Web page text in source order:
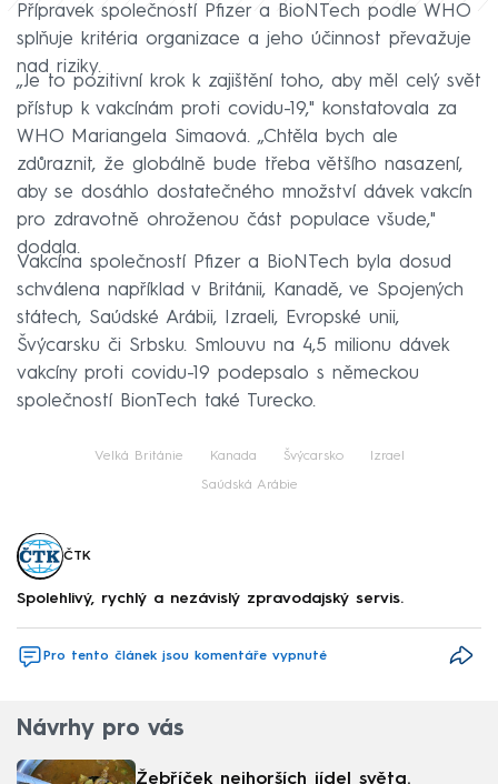
Přípravek společností Pfizer a BioNTech podle WHO
splňuje kritéria organizace a jeho účinnost převažuje
nad riziky.
„Je to pozitivní krok k zajištění toho, aby měl celý svět
přístup k vakcínám proti covidu-19," konstatovala za
WHO Mariangela Simaová. „Chtěla bych ale
zdůraznit, že globálně bude třeba většího nasazení,
aby se dosáhlo dostatečného množství dávek vakcín
pro zdravotně ohroženou část populace všude,"
dodala.
Vakcína společností Pfizer a BioNTech byla dosud
schválena například v Británii, Kanadě, ve Spojených
státech, Saúdské Arábii, Izraeli, Evropské unii,
Švýcarsku či Srbsku. Smlouvu na 4,5 milionu dávek
vakcíny proti covidu-19 podepsalo s německou
společností BionTech také Turecko.
Velká Británie Kanada Švýcarsko Izrael
Saúdská Arábie
ČTK
Spolehlivý, rychlý a nezávislý zpravodajský servis.
Pro tento článek jsou komentáře vypnuté
Návrhy pro vás
Žebříček nejhorších jídel světa.